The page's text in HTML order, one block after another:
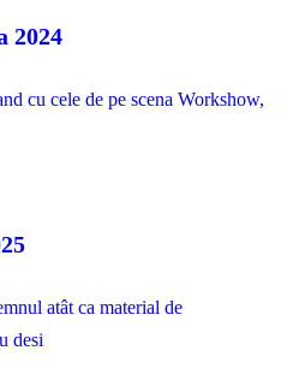
2024
cu cele de pe scena Workshow,
atât ca material de
desi